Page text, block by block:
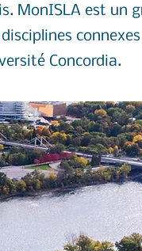
MonISLA est un
Concordia.